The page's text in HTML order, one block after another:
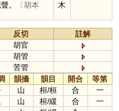
。
〔胡本
木
反切
註解
胡官
胡管
苦管
韻攝 韻目 開合
等第
山 桓/桓 合
一
山 桓/緩 合
一